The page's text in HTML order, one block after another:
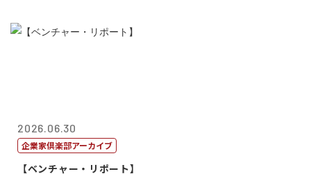
2026.06.30
企業家倶楽部アーカイブ
【ベンチャー・リポート】